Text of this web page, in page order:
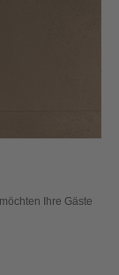
Ihre Gäste